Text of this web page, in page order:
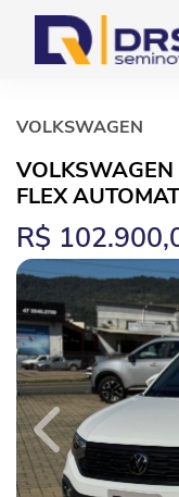
VOLKSWAGEN
FLEX
R$
Previous